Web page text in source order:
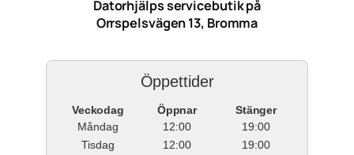
Datorhjälps servicebutik på
Orrspelsvägen 13, Bromma
Öppettider
Veckodag Öppnar
Stänger
Måndag
12:00
19:00
Tisdag
12:00
19:00